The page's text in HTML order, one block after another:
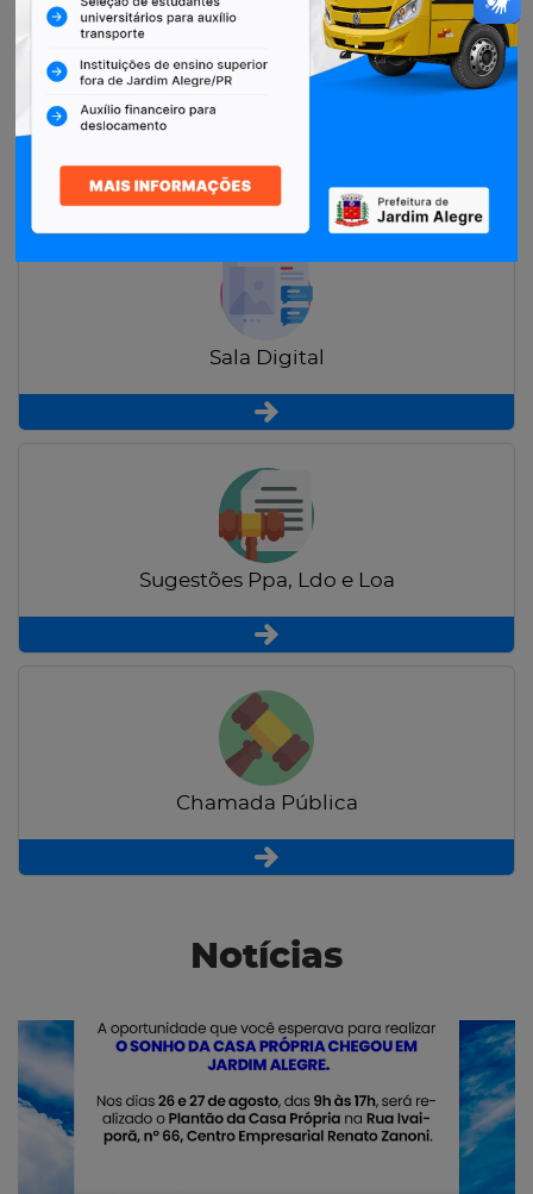
Restituição de Contribuintes
Sala Digital
Sugestões Ppa, Ldo e Loa
Chamada Pública
Notícias